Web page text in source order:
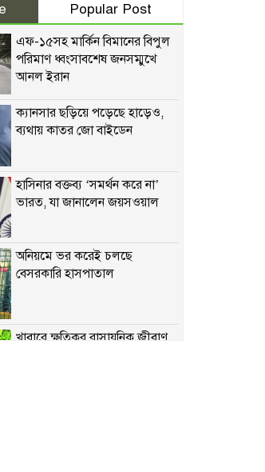
Popular Post
এফ-১৫সহ মার্কিন বিমানের বিপুল
পরিমাণ ধ্বংসাবশেষ জনসম্মুখে
আনল ইরান
ক্যানসার ছড়িয়ে পড়েছে হাড়েও,
ব্যথায় কাতর জো বাইডেন
হাসিনার বক্তব্য ‘সমর্থন করে না’
ভারত, যা জানালেন জয়সওয়াল
অনিয়মে ভর করেই চলছে
বেসরকারি হাসপাতাল
খাবারে ক্ষতিকর রাসায়নিক জীবাণু